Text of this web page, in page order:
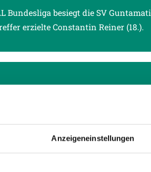
Anzeigeneinstellungen
Bundesliga besiegt die SV
erzielte Constantin Reiner (18.).
hat die SV Guntamatic
OÖ-Bundesliga-Derby den LASK zu
ist um 17.00 Uhr. Mit Stand